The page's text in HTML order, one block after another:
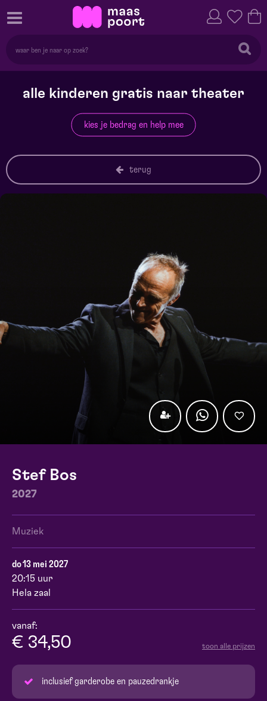
alle kinderen gratis naar theater
kies je bedrag en help mee
terug
Stef Bos
2027
Muziek
do 13 mei 2027
20:15 uur
Hela zaal
vanaf:
€ 34,50 toon alle prijzen
inclusief garderobe en pauzedrankje